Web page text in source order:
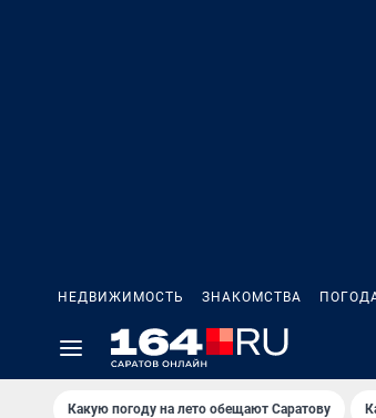
НЕДВИЖИМОСТЬ ЗНАКОМСТВА
Какую погоду на лето обещают Саратову